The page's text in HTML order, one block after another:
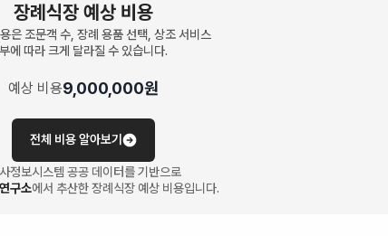
장례식장 예상 비용
은 조문객 수, 장례 용품 선택, 상조 서비스
에 따라 크게 달라질 수 있습니다.
예상 비용9,000,000원
전체 비용 알아보기
정보시스템 공공 데이터를 기반으로
구소에서 추산한 장례식장 예상 비용입니다.